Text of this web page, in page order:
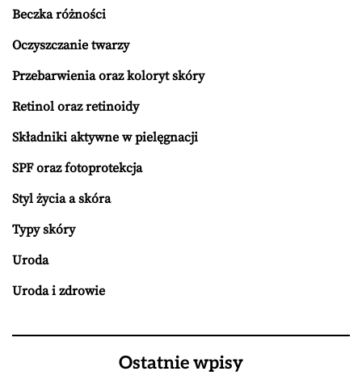
Beczka różności
Oczyszczanie twarzy
Przebarwienia oraz koloryt skóry
Retinol oraz retinoidy
Składniki aktywne w pielęgnacji
SPF oraz fotoprotekcja
Styl życia a skóra
Typy skóry
Uroda
Uroda i zdrowie
Ostatnie wpisy